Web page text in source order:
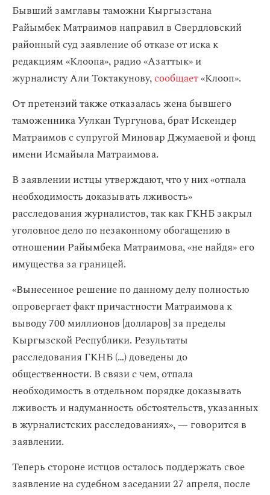
Бывший замглавы таможни Кыргызстана
Райымбек Матраимов направил в Свердловский
районный суд заявление об отказе от иска к
редакциям «Клоопа», радио «Азаттык» и
журналисту Али Токтакунову,сообщает«Клооп».
От претензий также отказалась жена бывшего
таможенника Уулкан Тургунова, брат Искендер
Матраимов с супругой Миновар Джумаевой и фонд
имени Исмайыла Матраимова.
В заявлении истцы утверждают, что у них «отпала
необходимость доказывать лживость»
расследования журналистов, так как ГКНБ закрыл
уголовное дело по незаконному обогащению в
отношении Райымбека Матраимова, «не найдя» его
имущества за границей.
«Вынесенное решение по данному делу полностью
опровергает факт причастности Матраимова к
выводу 700 миллионов [долларов] за пределы
Кыргызской Республики. Результаты
расследования ГКНБ (…) доведены до
общественности. В связи с чем, отпала
необходимость в отдельном порядке доказывать
лживость и надуманность обстоятельств, указанных
в журналистских расследованиях», — говорится в
заявлении.
Теперь стороне истцов осталось поддержать свое
заявление на судебном заседании 27 апреля, после